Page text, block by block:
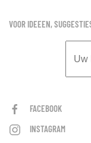
VOOR IDEEEN,
FACEBOOK
INSTAGRAM